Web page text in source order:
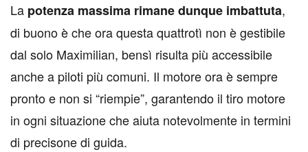
La potenza massima rimane dunque imbattuta,
di buono è che ora questa quattrotì non è gestibile
dal solo Maximilian, bensì risulta più accessibile
anche a piloti più comuni. Il motore ora è sempre
pronto e non si “riempie”, garantendo il tiro motore
in ogni situazione che aiuta notevolmente in termini
di precisone di guida.